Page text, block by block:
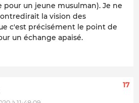
un jeune musulman). Je ne
la vision des
c'est précisément le point de
un échange apaisé.
17